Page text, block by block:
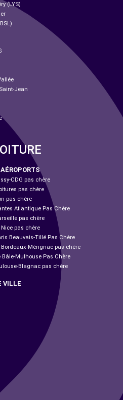
(LYS)
Jean
CDG pas chère
pas chère
pas chère
Atlantique Pas Chère
pas chère
pas chère
Beauvais-Tillé Pas Chère
Bordeaux-Mérignac pas chère
Bâle-Mulhouse Pas Chère
Blagnac pas chère
VILLE